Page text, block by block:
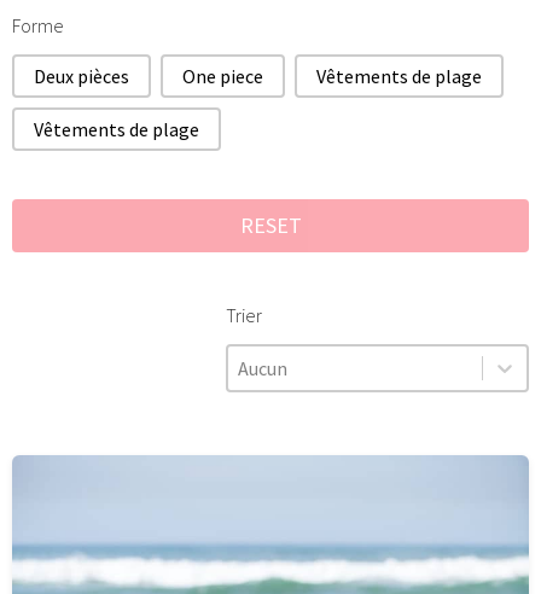
Forme
Forme
Deux pièces One piece Vêtements de plage
Vêtements de plage
RESET
Trier
Trier
Trier
Trier